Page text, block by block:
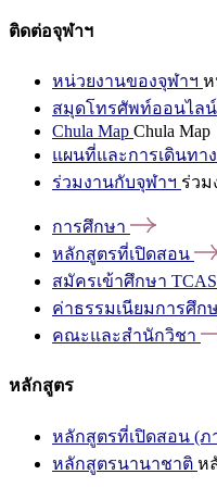
ติดต่อจุฬาฯ
หน่วยงานของจุฬาฯ ห
สมุดโทรศัพท์ออนไลน์
Chula Map Chula Map
แผนที่และการเดินทาง
ร่วมงานกับจุฬาฯ ร่วม
การศึกษา
หลักสูตรที่เปิดสอน
สมัครเข้าศึกษา TCAS
ค่าธรรมเนียมการศึก
คณะและสำนักวิชา
หลักสูตร
หลักสูตรที่เปิดสอน (ภ
หลักสูตรนานาชาติ ห